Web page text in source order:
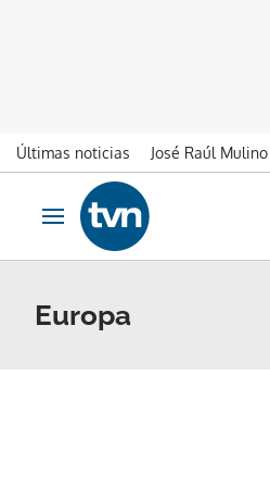
Últimas noticias José Raúl Mulino
Ir al contenido
Obrir navegació
Europa